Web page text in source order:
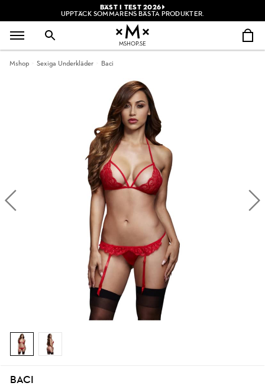
BÄST I TEST 2026
UPPTÄCK SOMMARENS BÄSTA PRODUKTER.
MSHOP.SE
Mshop Sexiga Underkläder Baci
BACI